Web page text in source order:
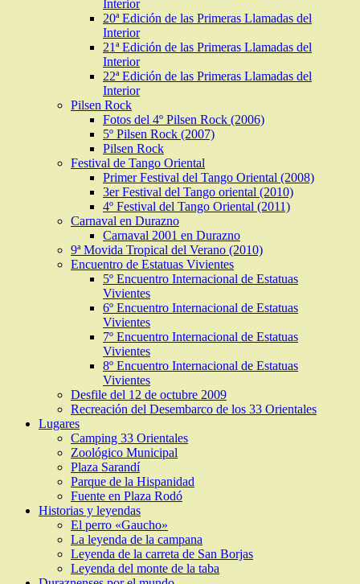
Interior
20ª Edición de las Primeras Llamadas del
Interior
21ª Edición de las Primeras Llamadas del
Interior
22ª Edición de las Primeras Llamadas del
Interior
Pilsen Rock
Fotos del 4º Pilsen Rock (2006)
5º Pilsen Rock (2007)
Pilsen Rock
Festival de Tango Oriental
Primer Festival del Tango Oriental (2008)
3er Festival del Tango oriental (2010)
4º Festival del Tango Oriental (2011)
Carnaval en Durazno
Carnaval 2001 en Durazno
9ª Movida Tropical del Verano (2010)
Encuentro de Estatuas Vivientes
5º Encuentro Internacional de Estatuas
Vivientes
6º Encuentro Internacional de Estatuas
Vivientes
7º Encuentro Internacional de Estatuas
Vivientes
8º Encuentro Internacional de Estatuas
Vivientes
Desfile del 12 de octubre 2009
Recreación del Desembarco de los 33 Orientales
Lugares
Camping 33 Orientales
Zoológico Municipal
Plaza Sarandí
Parque de la Hispanidad
Fuente en Plaza Rodó
Historias y leyendas
El perro «Gaucho»
La leyenda de la campana
Leyenda de la carreta de San Borjas
Leyenda del monte de la taba